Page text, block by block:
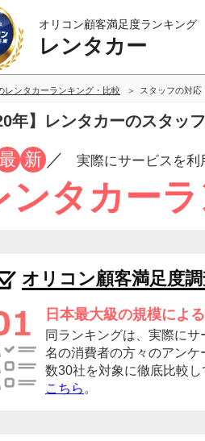
オリコン顧客満足度ランキング
レンタカー
レンタカーランキング・比較 スタッフの対応
年】レンタカーのスタッ
新 ／ 実際にサービスを利
ンタカー
オリコン顧客満足度
日本最大級の規模によ
同ランキングは、実際に
名の消費者の方々のアンケ
数30社を対象に徹底比較
こちら 。